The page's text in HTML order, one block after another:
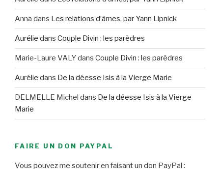
Anna dans Les relations d’âmes, par Yann Lipnick
Aurélie dans Couple Divin : les parèdres
Marie-Laure VALYdans Couple Divin : les parèdres
Aurélie dans De la déesse Isis à la Vierge Marie
DELMELLE Michel dans De la déesse Isis à la Vierge
Marie
FAIRE UN DON PAYPAL
Vous pouvez me soutenir en faisant un don PayPal :